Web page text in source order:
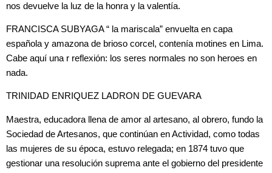
nos devuelve la luz de la honra y la valentía.
FRANCISCA SUBYAGA “ la mariscala” envuelta en capa
española y amazona de brioso corcel, contenía motines en Lima.
Cabe aquí una r reflexión: los seres normales no son heroes en
nada.
TRINIDAD ENRIQUEZ LADRON DE GUEVARA
Maestra, educadora llena de amor al artesano, al obrero, fundo la
Sociedad de Artesanos, que continúan en Actividad, como todas
las mujeres de su época, estuvo relegada; en 1874 tuvo que
gestionar una resolución suprema ante el gobierno del presidente